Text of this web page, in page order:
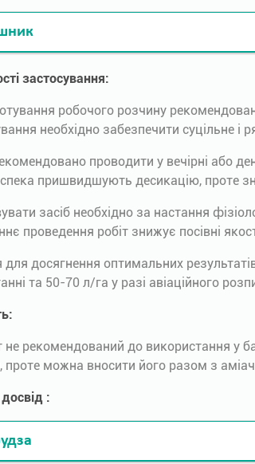
застосування:
робочого розчину
необхідно забезпечити суцільне і
проводити у вечірні або
пришвидшують десикацію, проте
засіб необхідно за настання
проведення робіт знижує посівні
для досягнення оптимальних
та 50-70 л/га у разі авіаційного
не рекомендований до використання у
проте можна вносити його разом з
: